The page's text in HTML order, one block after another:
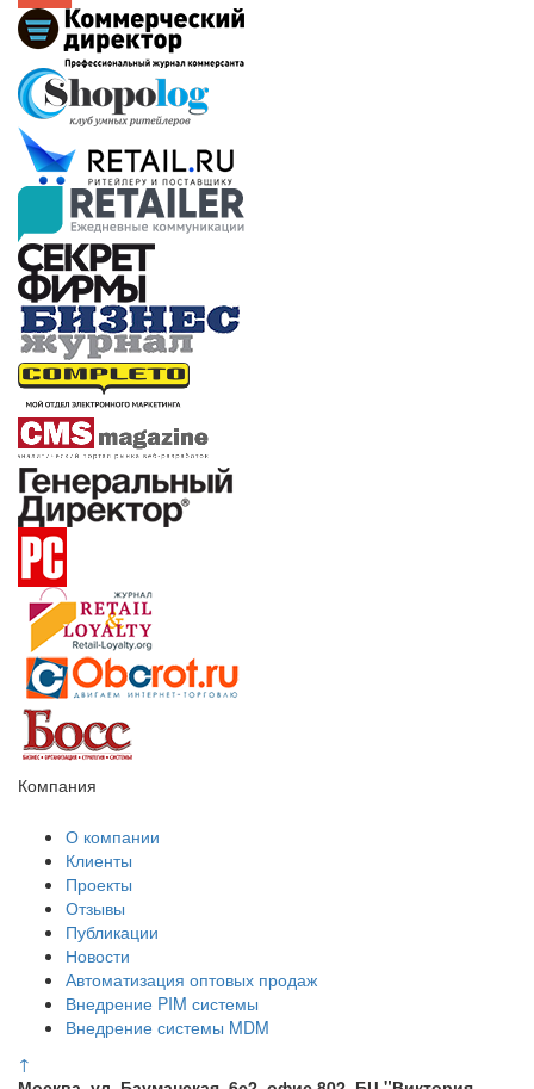
Компания
О компании
Клиенты
Проекты
Отзывы
Публикации
Новости
Автоматизация оптовых продаж
Внедрение PIM системы
Внедрение системы MDM
↑